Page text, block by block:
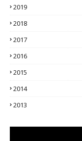
2019
2018
2017
2016
2015
2014
2013